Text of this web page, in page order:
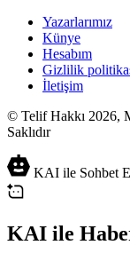
Yazarlarımız
Künye
Hesabım
Gizlilik
İletişim
© Telif Hakkı 2026,
Saklıdır
KAI ile Sohbet
KAI ile